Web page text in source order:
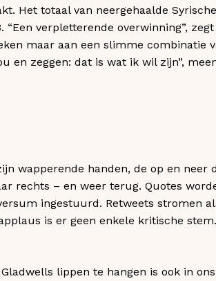
Het totaal van neergehaalde
verpletterende overwinning”,
maar aan een slimme combinatie
en zeggen: dat is wat ik wil zijn”,
wapperende handen, de op en neer
rechts – en weer terug. Quotes
ingestuurd. Retweets stromen
is er geen enkele kritische
lippen te hangen is ook in